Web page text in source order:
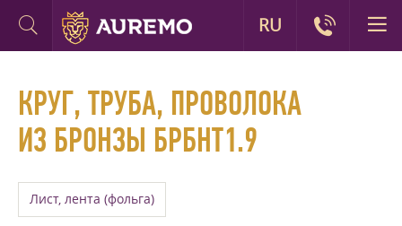
КРУГ, ТРУБА, ПРОВОЛОКА
ИЗ БРОНЗЫ БРБНТ1.9
Лист, лента (фольга)
RU